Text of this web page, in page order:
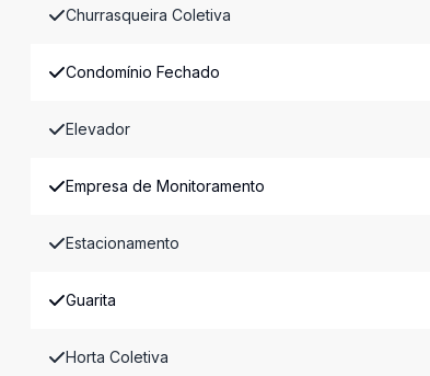
Churrasqueira Coletiva
Condomínio Fechado
Elevador
Empresa de Monitoramento
Estacionamento
Guarita
Horta Coletiva